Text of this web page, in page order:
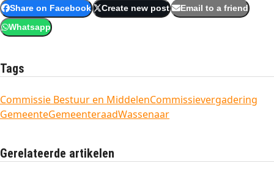
Share on Facebook Create new post Email to a friend
Whatsapp
Tags
Commissie Bestuur en MiddelenCommissievergadering
GemeenteGemeenteraadWassenaar
Gerelateerde artikelen